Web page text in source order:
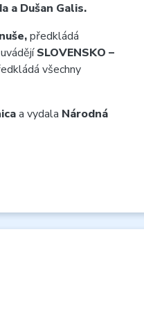
a Dušan Galis.
předkládá
SLOVENSKO –
všechny
a vydala Národná